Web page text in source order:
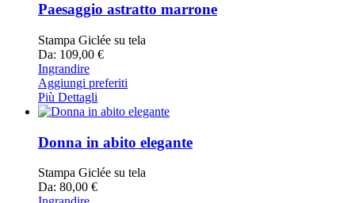
Paesaggio astratto marrone
Stampa Giclée su tela
Da: 109,00 €
Ingrandire
Aggiungi preferiti
Più Dettagli
Donna in abito elegante
Stampa Giclée su tela
Da: 80,00 €